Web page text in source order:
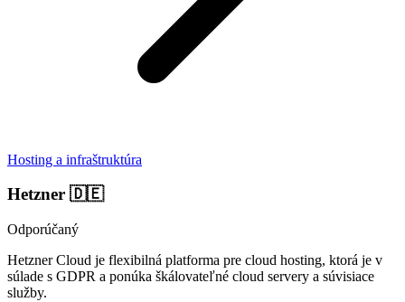
Hosting a infraštruktúra
Hetzner 🇩🇪
Odporúčaný
Hetzner Cloud je flexibilná platforma pre cloud hosting, ktorá je v
súlade s GDPR a ponúka škálovateľné cloud servery a súvisiace
služby.